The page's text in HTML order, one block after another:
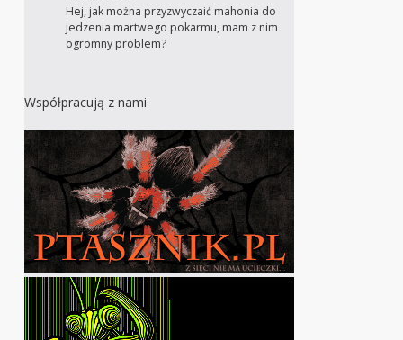
Hej, jak można przyzwyczaić mahonia do
jedzenia martwego pokarmu, mam z nim
ogromny problem?
Współpracują z nami